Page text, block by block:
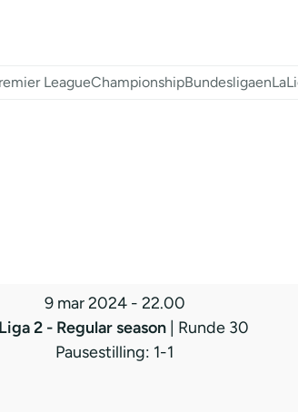
LeagueChampionshipBundesligaen
9 mar 2024 - 22.00
2 - Regular season
| Runde 30
Pausestilling: 1-1